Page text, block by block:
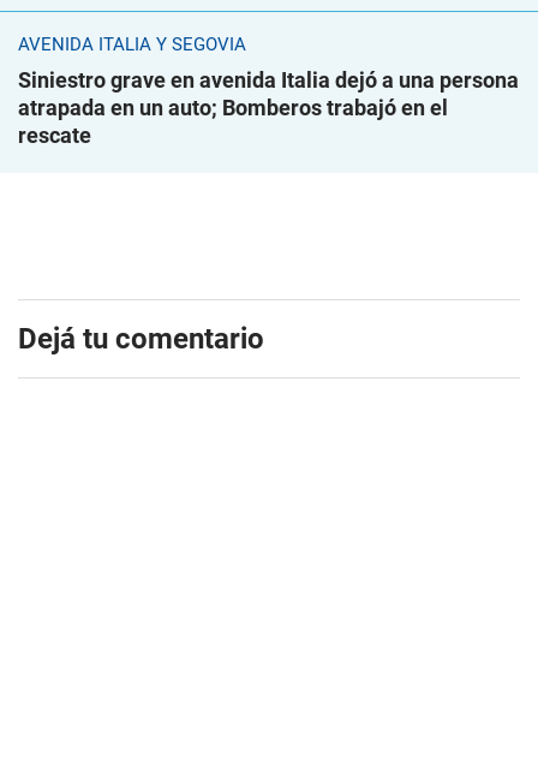
AVENIDA ITALIA Y SEGOVIA
Siniestro grave en avenida Italia dejó a una persona
atrapada en un auto; Bomberos trabajó en el
rescate
Dejá tu comentario